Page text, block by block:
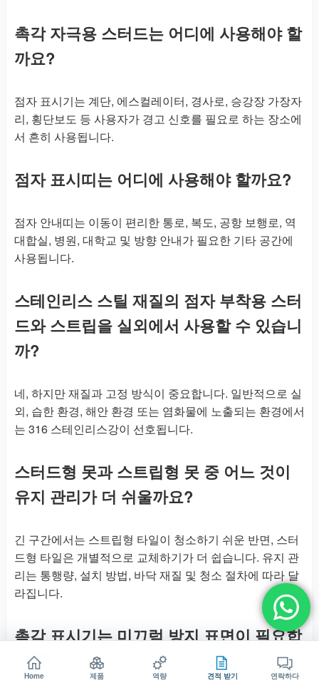
촉각 자극용 스터드는 어디에 사용해야 할
까요?
점자 표시기는 계단, 에스컬레이터, 경사로, 승강장 가장자
리, 횡단보도 등 사용자가 경고 신호를 필요로 하는 장소에
서 흔히 사용됩니다.
점자 표시띠는 어디에 사용해야 할까요?
점자 안내띠는 이동이 편리한 통로, 복도, 공항 보행로, 역
대합실, 병원, 대학교 및 방향 안내가 필요한 기타 공간에
사용됩니다.
스테인리스 스틸 재질의 점자 부착용 스터
드와 스트립을 실외에서 사용할 수 있습니
까?
네, 하지만 재질과 고정 방식이 중요합니다. 일반적으로 실
외, 습한 환경, 해안 환경 또는 염화물에 노출되는 환경에서
는 316 스테인리스강이 선호됩니다.
스터드형 못과 스트립형 못 중 어느 것이
유지 관리가 더 쉬울까요?
긴 구간에서는 스트립형 타일이 청소하기 쉬운 반면, 스터
드형 타일은 개별적으로 교체하기가 더 쉽습니다. 유지 관
리는 통행량, 설치 방법, 바닥 재질 및 청소 절차에 따라 달
라집니다.
촉각 표시기는 미끄럼 방지 표면이 필요합
니까?
Home 제품 역량 견적 받기 연락하다